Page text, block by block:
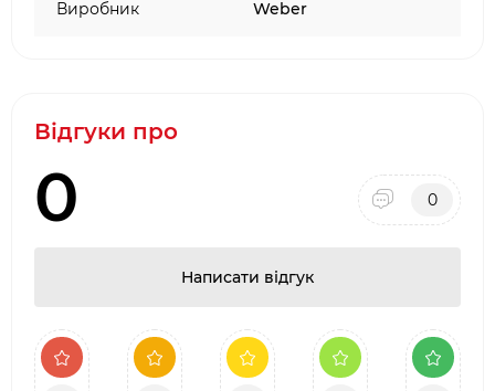
Виробник Weber
Відгуки про
0 0
Написати відгук